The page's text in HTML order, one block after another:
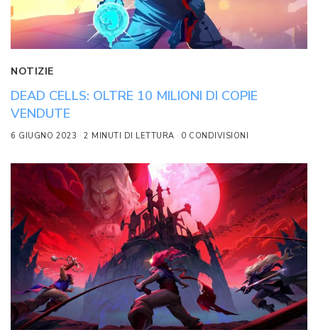
NOTIZIE
DEAD CELLS: OLTRE 10 MILIONI DI COPIE
VENDUTE
6 GIUGNO 2023 2 MINUTI DI LETTURA 0 CONDIVISIONI